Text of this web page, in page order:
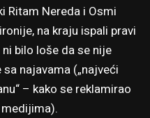
Ritam Nereda i Osmi
na kraju ispali pravi
bilo loše da se nije
najavama („najveći
– kako se reklamirao
medijima).